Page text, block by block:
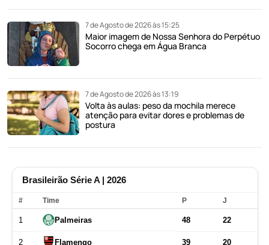
7 de Agosto de 2026 às 15:25
Maior imagem de Nossa Senhora do Perpétuo
Socorro chega em Água Branca
7 de Agosto de 2026 às 13:19
Volta às aulas: peso da mochila merece
atenção para evitar dores e problemas de
postura